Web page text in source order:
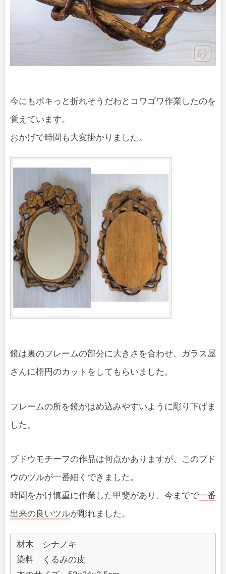
今にもポキっと折れそうだわとコワゴワ作業したのを
覚えています。
おかげで時間も大変掛かりました。
鏡は裏のフレームの部分に大きさを合わせ、ガラス屋
さんに楕円のカットをしてもらいました。
フレームの所を鏡がはめ込みやすいように彫り下げま
した。
ブドウモチーフの作品は何点かありますが、このブド
ウのツルが一番細くできました。
時間をかけ慎重に作業した甲斐があり、今までで一番
出来の良いツルが彫れました。
材木 シナノキ
染料 くるみの皮